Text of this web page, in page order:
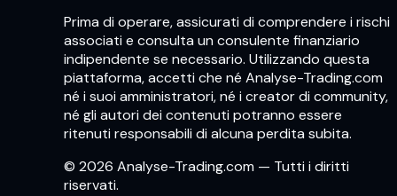
Prima di operare, assicurati di comprendere i rischi
associati e consulta un consulente finanziario
indipendente se necessario. Utilizzando questa
piattaforma, accetti che né Analyse-Trading.com
né i suoi amministratori, né i creator di community,
né gli autori dei contenuti potranno essere
ritenuti responsabili di alcuna perdita subita.
© 2026 Analyse-Trading.com — Tutti i diritti
riservati.